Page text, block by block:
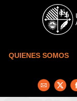
Skip to main content
QUIENES SOMOS